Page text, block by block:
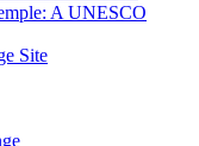
A UNESCO
Site